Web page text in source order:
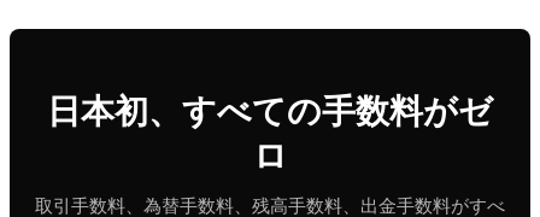
日本初、すべての手数料がゼ
ロ
取引手数料、為替手数料、残高手数料、出金手数料がすべ